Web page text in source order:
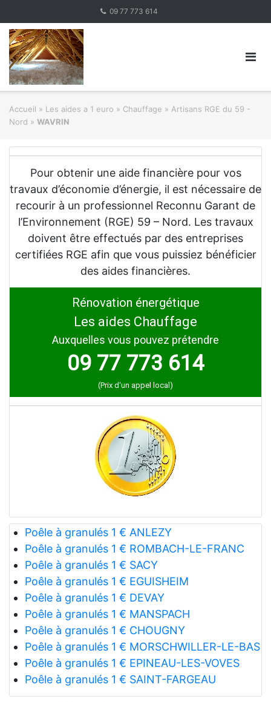
content
09 77 773 614
Accueil » Les aides a 1 euro » Chauffage » Artisans RGE du 59 -
Nord » WAVRIN
Pour obtenir une aide financière pour vos
travaux d’économie d’énergie, il est nécessaire de
recourir à un professionnel Reconnu Garant de
l’Environnement (RGE) 59 – Nord. Les travaux
doivent être effectués par des entreprises
certifiées RGE afin que vous puissiez bénéficier
des aides financières.
Rénovation énergétique
Les aides Chauffage
Auxquelles vous pouvez prétendre
09 77 773 614
(Prix d'un appel local)
Poêle à granulés 1 € ANLEZY
Poêle à granulés 1 € ROMBACH-LE-FRANC
Poêle à granulés 1 € SACY
Poêle à granulés 1 € EGUISHEIM
Poêle à granulés 1 € DEVAY
Poêle à granulés 1 € MANSPACH
Poêle à granulés 1 € CHOUGNY
Poêle à granulés 1 € MORSCHWILLER-LE-BAS
Poêle à granulés 1 € EPINEAU-LES-VOVES
Poêle à granulés 1 € SAINT-FARGEAU